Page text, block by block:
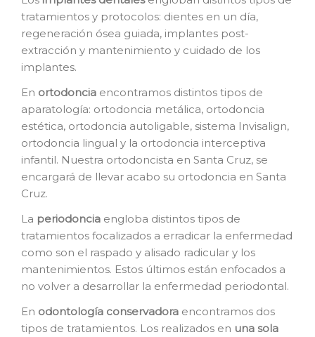
tratamientos y protocolos: dientes en un día,
regeneración ósea guiada, implantes post-
extracción y mantenimiento y cuidado de los
implantes.
En ortodoncia encontramos distintos tipos de
aparatología: ortodoncia metálica, ortodoncia
estética, ortodoncia autoligable, sistema Invisalign,
ortodoncia lingual y la ortodoncia interceptiva
infantil. Nuestra ortodoncista en Santa Cruz, se
encargará de llevar acabo su ortodoncia en Santa
Cruz.
La periodoncia engloba distintos tipos de
tratamientos focalizados a erradicar la enfermedad
como son el raspado y alisado radicular y los
mantenimientos. Estos últimos están enfocados a
no volver a desarrollar la enfermedad periodontal.
En odontología conservadora encontramos dos
tipos de tratamientos. Los realizados en una sola